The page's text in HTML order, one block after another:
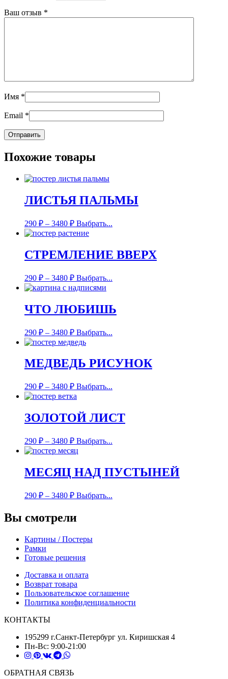
Ваш отзыв *
Имя *
Email *
Похожие товары
ЛИСТЬЯ ПАЛЬМЫ
290 ₽ – 3480 ₽ Выбрать...
СТРЕМЛЕНИЕ ВВЕРХ
290 ₽ – 3480 ₽ Выбрать...
ЧТО ЛЮБИШЬ
290 ₽ – 3480 ₽ Выбрать...
МЕДВЕДЬ РИСУНОК
290 ₽ – 3480 ₽ Выбрать...
ЗОЛОТОЙ ЛИСТ
290 ₽ – 3480 ₽ Выбрать...
МЕСЯЦ НАД ПУСТЫНЕЙ
290 ₽ – 3480 ₽ Выбрать...
Вы смотрели
Картины / Постеры
Рамки
Готовые решения
Доставка и оплата
Возврат товара
Пользовательское соглашение
Политика конфиденциальности
КОНТАКТЫ
195299 г.Санкт-Петербург ул. Киришская 4
Пн-Вс: 9:00-21:00
ОБРАТНАЯ СВЯЗЬ